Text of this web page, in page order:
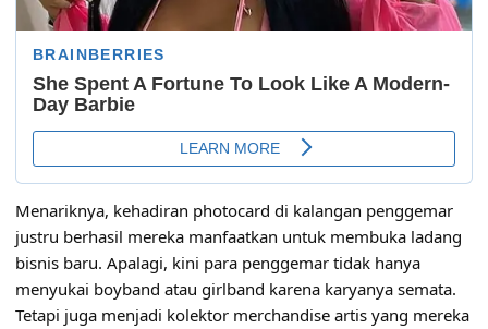
Menariknya, kehadiran photocard di kalangan penggemar
justru berhasil mereka manfaatkan untuk membuka ladang
bisnis baru. Apalagi, kini para penggemar tidak hanya
menyukai boyband atau girlband karena karyanya semata.
Tetapi juga menjadi kolektor merchandise artis yang mereka